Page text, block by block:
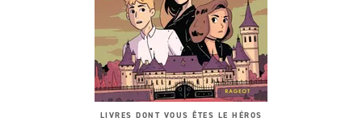
LIVRES DONT VOUS ÊTES LE HÉROS